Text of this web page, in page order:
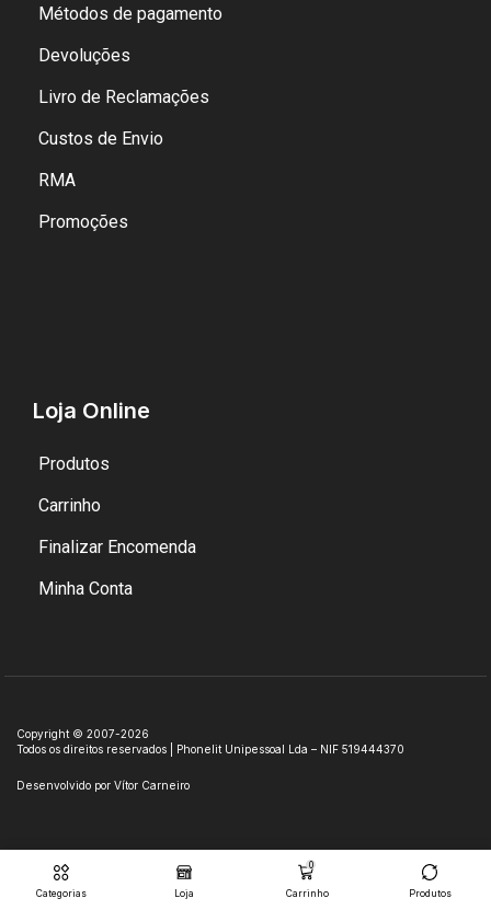
Categorias Loja
0
Carrinho Produtos
Métodos de pagamento
Devoluções
Livro de Reclamações
Custos de Envio
RMA
Promoções
Loja Online
Produtos
Carrinho
Finalizar Encomenda
Minha Conta
Copyright © 2007-2026
Todos os direitos reservados | Phonelit Unipessoal Lda – NIF 519444370
Desenvolvido por Vítor Carneiro